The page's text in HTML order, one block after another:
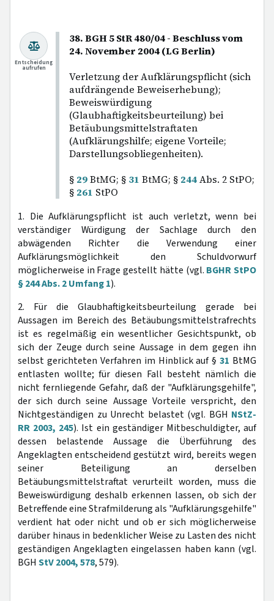
38. BGH 5 StR 480/04 - Beschluss vom
24. November 2004 (LG Berlin)
Verletzung der Aufklärungspflicht (sich
aufdrängende Beweiserhebung);
Beweiswürdigung
(Glaubhaftigkeitsbeurteilung) bei
Betäubungsmittelstraftaten
(Aufklärungshilfe; eigene Vorteile;
Darstellungsobliegenheiten).
§ 29BtMG; § 31 BtMG; § 244Abs. 2 StPO;
§ 261 StPO
Entscheidung
aufrufen
1. Die Aufklärungspflicht ist auch verletzt, wenn bei
verständiger Würdigung der Sachlage durch den
abwägenden Richter die Verwendung einer
Aufklärungsmöglichkeit den Schuldvorwurf
möglicherweise in Frage gestellt hätte (vgl. BGHR StPO
§ 244 Abs. 2 Umfang 1).
2. Für die Glaubhaftigkeitsbeurteilung gerade bei
Aussagen im Bereich des Betäubungsmittelstrafrechts
ist es regelmäßig ein wesentlicher Gesichtspunkt, ob
sich der Zeuge durch seine Aussage in dem gegen ihn
selbst gerichteten Verfahren im Hinblick auf §31 BtMG
entlasten wollte; für diesen Fall besteht nämlich die
nicht fernliegende Gefahr, daß der "Aufklärungsgehilfe",
der sich durch seine Aussage Vorteile verspricht, den
Nichtgeständigen zu Unrecht belastet (vgl. BGH NStZ-
RR 2003, 245). Ist ein geständiger Mitbeschuldigter, auf
dessen belastende Aussage die Überführung des
Angeklagten entscheidend gestützt wird, bereits wegen
seiner Beteiligung an derselben
Betäubungsmittelstraftat verurteilt worden, muss die
Beweiswürdigung deshalb erkennen lassen, ob sich der
Betreffende eine Strafmilderung als "Aufklärungsgehilfe"
verdient hat oder nicht und ob er sich möglicherweise
darüber hinaus in bedenklicher Weise zu Lasten des nicht
geständigen Angeklagten eingelassen haben kann (vgl.
BGH StV 2004, 578, 579).